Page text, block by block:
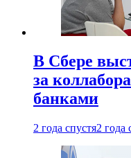
В Сбере
за
банками
2 года спустя2 года